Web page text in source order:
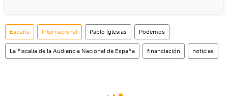
España Internacional Pablo Iglesias Podemos
La Fiscalía de la Audiencia Nacional de España financiación noticias